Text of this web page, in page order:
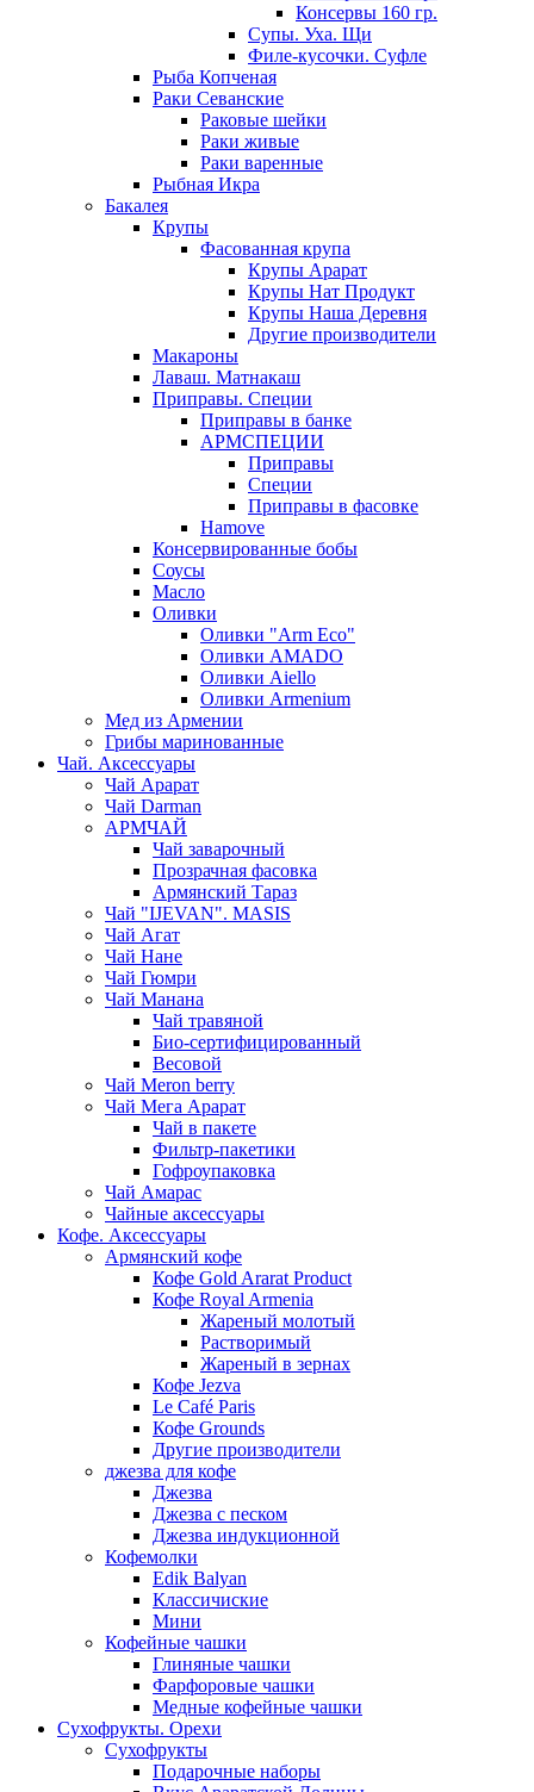
Консервы 160 гр.
Супы. Уха. Щи
Филе-кусочки. Суфле
Рыба Копченая
Раки Севанские
Раковые шейки
Раки живые
Раки варенные
Рыбная Икра
Бакалея
Крупы
Фасованная крупа
Крупы Арарат
Крупы Нат Продукт
Крупы Наша Деревня
Другие производители
Макароны
Лаваш. Матнакаш
Приправы. Специи
Приправы в банке
АРМСПЕЦИИ
Приправы
Специи
Приправы в фасовке
Hamove
Консервированные бобы
Соусы
Масло
Оливки
Оливки "Arm Eco"
Оливки AMADO
Оливки Aiello
Оливки Armenium
Мед из Армении
Грибы маринованные
Чай. Аксессуары
Чай Арарат
Чай Darman
АРМЧАЙ
Чай заварочный
Прозрачная фасовка
Армянский Тараз
Чай "IJEVAN". MASIS
Чай Агат
Чай Нане
Чай Гюмри
Чай Манана
Чай травяной
Био-сертифицированный
Весовой
Чай Meron berry
Чай Мега Арарат
Чай в пакете
Фильтр-пакетики
Гофроупаковка
Чай Амарас
Чайные аксессуары
Кофе. Аксессуары
Армянский кофе
Кофе Gold Ararat Product
Кофе Royal Armenia
Жареный молотый
Растворимый
Жареный в зернах
Кофе Jezva
Le Café Paris
Кофе Grounds
Другие производители
джезва для кофе
Джезва
Джезва с песком
Джезва индукционной
Кофемолки
Edik Balyan
Классичиские
Мини
Кофейные чашки
Глиняные чашки
Фарфоровые чашки
Медные кофейные чашки
Сухофрукты. Орехи
Сухофрукты
Подарочные наборы